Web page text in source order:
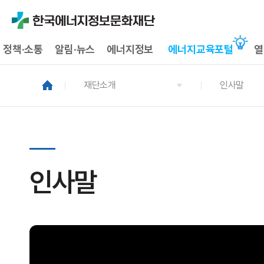
정책·소통 알림·뉴스 에너지정보 에너지교육포털
재단소개 인사말
인사말